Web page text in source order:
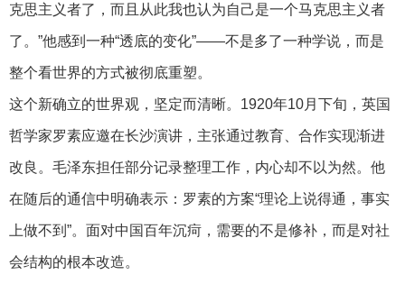
克思主义者了，而且从此我也认为自己是一个马克思主义者
了。”他感到一种“透底的变化”——不是多了一种学说，而是
整个看世界的方式被彻底重塑。
这个新确立的世界观，坚定而清晰。1920年10月下旬，英国
哲学家罗素应邀在长沙演讲，主张通过教育、合作实现渐进
改良。毛泽东担任部分记录整理工作，内心却不以为然。他
在随后的通信中明确表示：罗素的方案“理论上说得通，事实
上做不到”。面对中国百年沉疴，需要的不是修补，而是对社
会结构的根本改造。